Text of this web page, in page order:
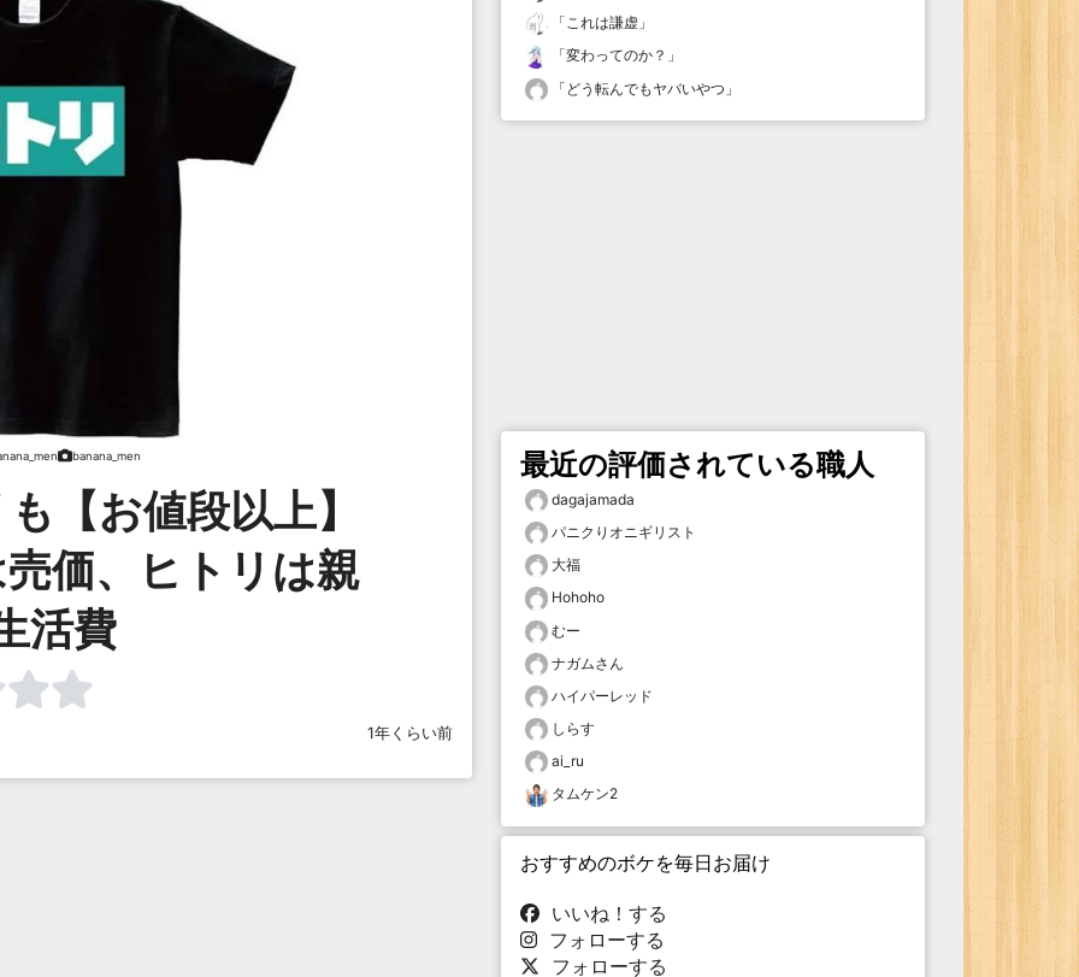
banana_men
【お値段以上】
価、ヒトリは親
活費
1年くらい前
「これは謙虚 」
「変わってのか？ 」
「 どう転んでもヤバいやつ 」
最近の評価されている職人
dagajamada
パニクりオニギリスト
大福
Hohoho
むー
ナガムさん
ハイパーレッド
しらす
ai_ru
タムケン2
おすすめのボケを毎日お届け
いいね！する
フォローする
フォローする